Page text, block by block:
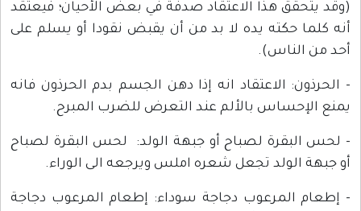
(وقد يتحقق هذا الاعتقاد صدفة في بعض الأحيان؛ فيعتقد
أنه كلما حكته يده لا بد من أن يقبض نقودا أو يسلم على
أحد من الناس).
- الحرذون: الاعتقاد انه إذا دهن الجسم بدم الحرذون فانه
يمنع الإحساس بالألم عند التعرض للضرب المبرح.
- لحس البقرة لصباح أو جبهة الولد: لحس البقرة لصباح
أو جبهة الولد تجعل شعره املس ويرجعه الى الوراء.
- إطعام المرعوب دجاجة سوداء: إطعام المرعوب دجاجة